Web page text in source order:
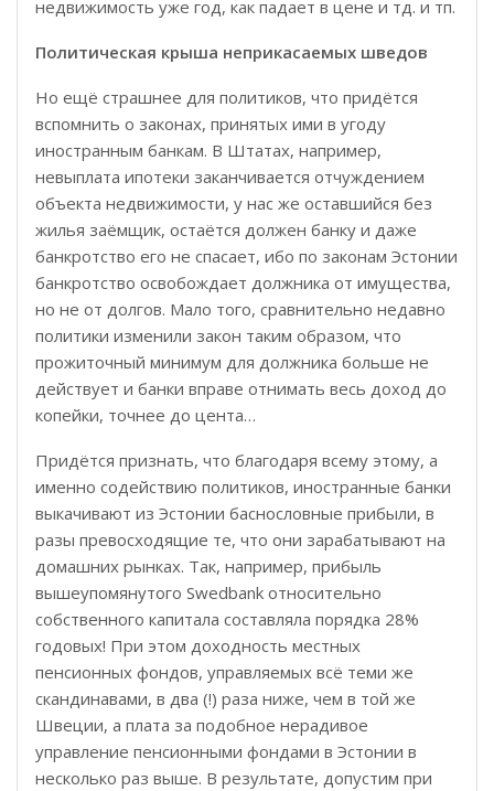
недвижимость уже год, как падает в цене и тд. и тп.
Политическая крыша неприкасаемых шведов
Но ещё страшнее для политиков, что придётся
вспомнить о законах, принятых ими в угоду
иностранным банкам. В Штатах, например,
невыплата ипотеки заканчивается отчуждением
объекта недвижимости, у нас же оставшийся без
жилья заёмщик, остаётся должен банку и даже
банкротство его не спасает, ибо по законам Эстонии
банкротство освобождает должника от имущества,
но не от долгов. Мало того, сравнительно недавно
политики изменили закон таким образом, что
прожиточный минимум для должника больше не
действует и банки вправе отнимать весь доход до
копейки, точнее до цента…
Придётся признать, что благодаря всему этому, а
именно содействию политиков, иностранные банки
выкачивают из Эстонии баснословные прибыли, в
разы превосходящие те, что они зарабатывают на
домашних рынках. Так, например, прибыль
вышеупомянутого Swedbank относительно
собственного капитала составляла порядка 28%
годовых! При этом доходность местных
пенсионных фондов, управляемых всё теми же
скандинавами, в два (!) раза ниже, чем в той же
Швеции, а плата за подобное нерадивое
управление пенсионными фондами в Эстонии в
несколько раз выше. В результате, допустим при